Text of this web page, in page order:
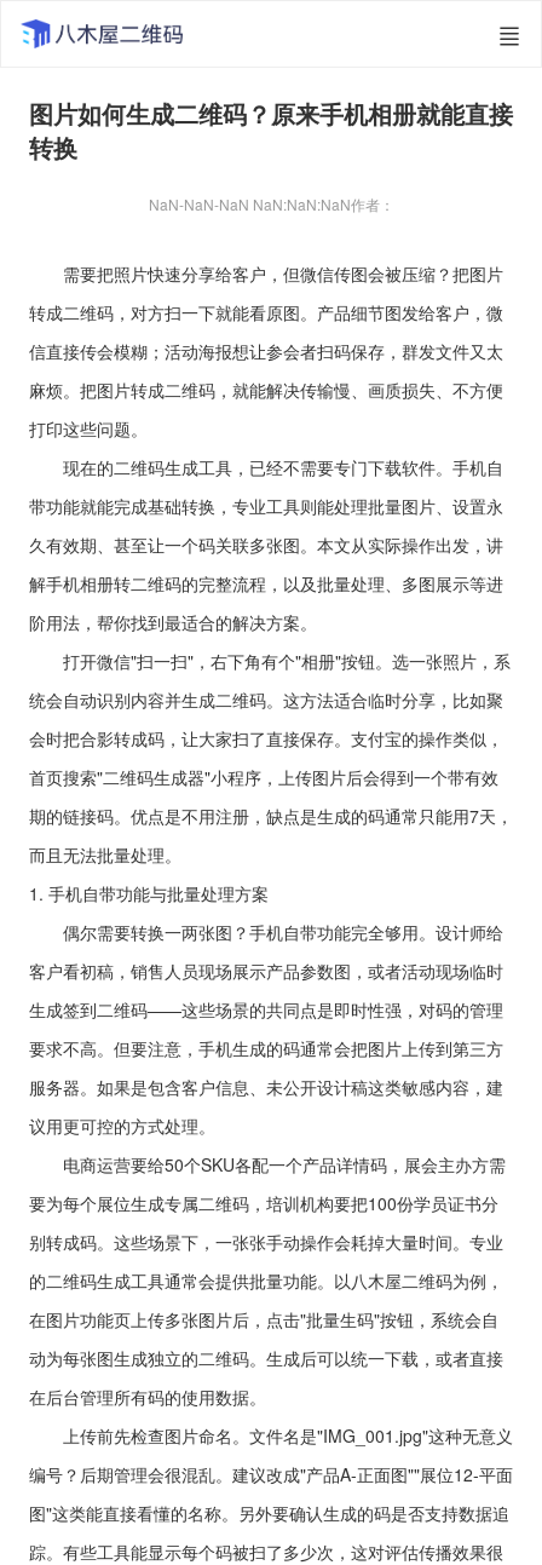
图片如何生成二维码？原来手机相册就能直接
转换
NaN-NaN-NaN NaN:NaN:NaN作者：
需要把照片快速分享给客户，但微信传图会被压缩？把图片
转成二维码，对方扫一下就能看原图。产品细节图发给客户，微
信直接传会模糊；活动海报想让参会者扫码保存，群发文件又太
麻烦。把图片转成二维码，就能解决传输慢、画质损失、不方便
打印这些问题。
现在的二维码生成工具，已经不需要专门下载软件。手机自
带功能就能完成基础转换，专业工具则能处理批量图片、设置永
久有效期、甚至让一个码关联多张图。本文从实际操作出发，讲
解手机相册转二维码的完整流程，以及批量处理、多图展示等进
阶用法，帮你找到最适合的解决方案。
打开微信"扫一扫"，右下角有个"相册"按钮。选一张照片，系
统会自动识别内容并生成二维码。这方法适合临时分享，比如聚
会时把合影转成码，让大家扫了直接保存。支付宝的操作类似，
首页搜索"二维码生成器"小程序，上传图片后会得到一个带有效
期的链接码。优点是不用注册，缺点是生成的码通常只能用7天，
而且无法批量处理。
1. 手机自带功能与批量处理方案
偶尔需要转换一两张图？手机自带功能完全够用。设计师给
客户看初稿，销售人员现场展示产品参数图，或者活动现场临时
生成签到二维码——这些场景的共同点是即时性强，对码的管理
要求不高。但要注意，手机生成的码通常会把图片上传到第三方
服务器。如果是包含客户信息、未公开设计稿这类敏感内容，建
议用更可控的方式处理。
电商运营要给50个SKU各配一个产品详情码，展会主办方需
要为每个展位生成专属二维码，培训机构要把100份学员证书分
别转成码。这些场景下，一张张手动操作会耗掉大量时间。专业
的二维码生成工具通常会提供批量功能。以八木屋二维码为例，
在图片功能页上传多张图片后，点击"批量生码"按钮，系统会自
动为每张图生成独立的二维码。生成后可以统一下载，或者直接
在后台管理所有码的使用数据。
上传前先检查图片命名。文件名是"IMG_001.jpg"这种无意义
编号？后期管理会很混乱。建议改成"产品A-正面图""展位12-平面
图"这类能直接看懂的名称。另外要确认生成的码是否支持数据追
踪。有些工具能显示每个码被扫了多少次，这对评估传播效果很